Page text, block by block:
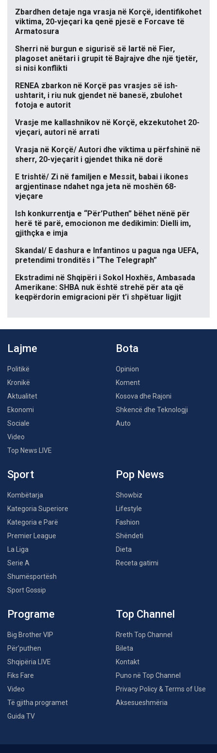
Zbardhen detaje nga vrasja në Korçë, identifikohet
viktima, 20-vjeçari ka qenë pjesë e Forcave të
Armatosura
Sherri në burgun e sigurisë së lartë në Fier,
plagoset anëtari i grupit të Bajrajve dhe një tjetër,
si nisi konflikti
RENEA zbarkon në Korçë pas vrasjes së ish-
ushtarit, i riu nuk gjendet në banesë, zbulohet
fotoja e autorit
Vrasje me kallashnikov në Korçë, ekzekutohet 20-
vjeçari, autori në arrati
Vrasja në Korçë/ Autori dhe viktima u përfshinë në
sherr, 20-vjeçarit i gjendet thika në dorë
E trishtë/ Zi në familjen e Messit, babai i ikones
argjentinase ndahet nga jeta në moshën 68-
vjeçare
Ish konkurrentja e “Për’Puthen” bëhet nënë për
herë të parë, emocionon me dedikimin: Dielli im,
gjithçka e imja
Skandal/ E dashura e Infantinos u pagua nga UEFA,
pretendimi tronditës i “The Telegraph”
Ekstradimi në Shqipëri i Sokol Hoxhës, Ambasada
Amerikane: SHBA nuk është strehë për ata që
keqpërdorin emigracioni për t’i shpëtuar ligjit
Lajme
Politikë
Kronikë
Aktualitet
Ekonomi
Sociale
Video
Top News LIVE
Bota
Opinion
Koment
Kosova dhe Rajoni
Shkencë dhe Teknologji
Auto
Sport
Kombëtarja
Kategoria Superiore
Kategoria e Parë
Premier League
La Liga
Serie A
Shumësportësh
Sport Gossip
Pop News
Showbiz
Lifestyle
Fashion
Shëndeti
Dieta
Receta gatimi
Programe
Big Brother VIP
Për’puthen
Shqipëria LIVE
Fiks Fare
Video
Të gjitha programet
Guida TV
Top Channel
Rreth Top Channel
Bileta
Kontakt
Puno në Top Channel
Privacy Policy & Terms of Use
Aksesueshmëria